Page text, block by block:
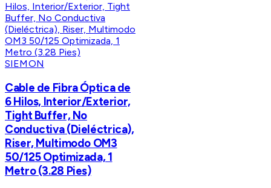
SIEMON
Cable de Fibra Óptica de
6 Hilos, Interior/Exterior,
Tight Buffer, No
Conductiva (Dieléctrica),
Riser, Multimodo OM3
50/125 Optimizada, 1
Metro (3.28 Pies)